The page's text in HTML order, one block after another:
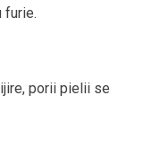
furie.
porii pielii se